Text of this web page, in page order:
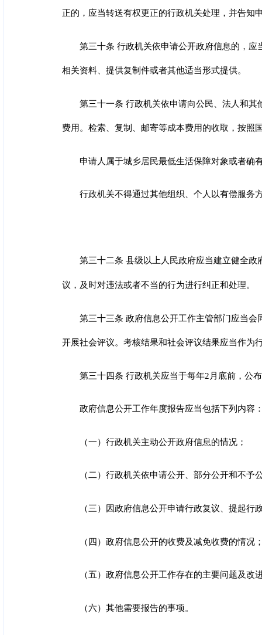
正的，应当转送有权更正的行政机关处理，并告知
第三十条 行政机关依申请公开政府信息的，
相关资料、提供复制件或者其他适当形式提供。
第三十一条 行政机关依申请向公民、法人和
费用。检索、复制、邮寄等成本费用的收取，按照
申请人属于城乡居民最低生活保障对象或者确
行政机关不得通过其他组织、个人以有偿服务
第三十二条 县级以上人民政府应当建立健全
议，及时对违法或者不当的行为进行纠正和处理。
第三十三条 政府信息公开工作主管部门应当
开展社会评议。考核结果和社会评议结果应当作为
第三十四条 行政机关应当于每年2月底前，公
政府信息公开工作年度报告应当包括下列内容
（一）行政机关主动公开政府信息的情况；
（二）行政机关依申请公开、部分公开和不予
（三）因政府信息公开申请行政复议、提起行
（四）政府信息公开的收费及减免收费的情况
（五）政府信息公开工作存在的主要问题及改
（六）其他需要报告的事项。